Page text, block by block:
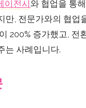
이전시 와 협업을 통
만, 전문가와의 협업
200% 증가했고, 전
는 사례입니다.